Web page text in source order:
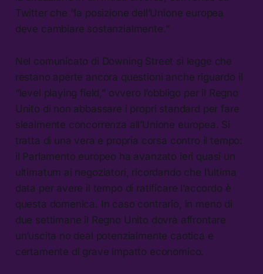
Twitter che “la posizione dell’Unione europea
deve cambiare sostanzialmente.”
Nel comunicato di Downing Street si legge che
restano aperte ancora questioni anche riguardo il
“level playing field,” ovvero l’obbligo per il Regno
Unito di non abbassare i propri standard per fare
slealmente concorrenza all’Unione europea. Si
tratta di una vera e propria corsa contro il tempo:
il Parlamento europeo ha avanzato ieri quasi un
ultimatum ai negoziatori, ricordando che l’ultima
data per avere il tempo di ratificare l’accordo è
questa domenica. In caso contrario, in meno di
due settimane il Regno Unito dovrà affrontare
un’uscita no deal potenzialmente caotica e
certamente di grave impatto economico.